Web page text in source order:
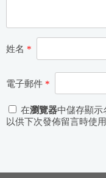
姓名 *
電子郵件 *
在瀏覽器中儲存顯示
以供下次發佈留言時使用